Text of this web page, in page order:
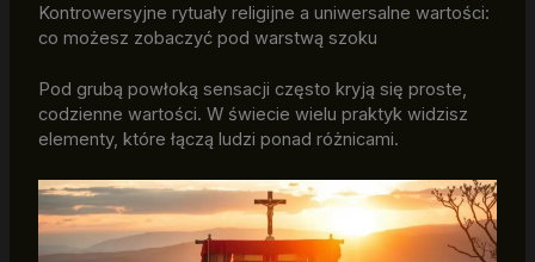
Kontrowersyjne rytuały religijne a uniwersalne wartości:
co możesz zobaczyć pod warstwą szoku
Pod grubą powłoką sensacji często kryją się proste,
codzienne wartości. W świecie wielu praktyk widzisz
elementy, które łączą ludzi ponad różnicami.